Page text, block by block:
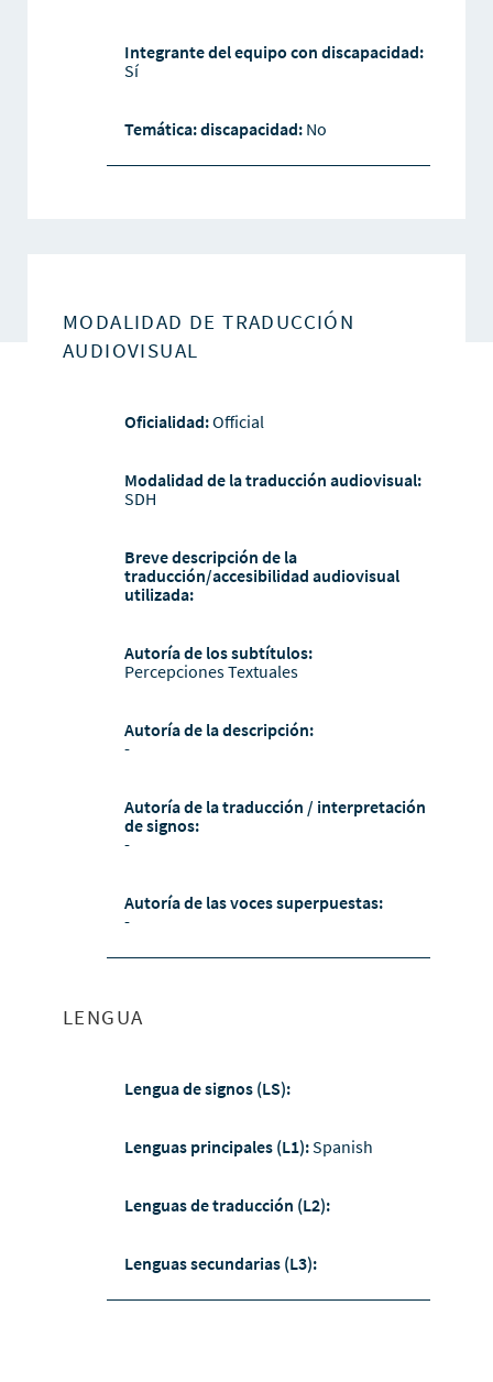
Integrante del equipo con discapacidad:
Sí
Temática: discapacidad: No
MODALIDAD DE TRADUCCIÓN
AUDIOVISUAL
Oficialidad:Official
Modalidad de la traducción audiovisual:
SDH
Breve descripción de la
traducción/accesibilidad audiovisual
utilizada:
Autoría de los subtítulos:
Percepciones Textuales
Autoría de la descripción:
-
Autoría de la traducción / interpretación
de signos:
-
Autoría de las voces superpuestas:
-
LENGUA
Lengua de signos (LS):
Lenguas principales (L1):Spanish
Lenguas de traducción (L2):
Lenguas secundarias (L3):